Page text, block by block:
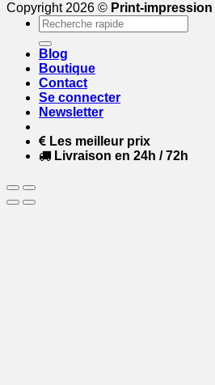
Copyright 2026 © Print-impression
Recherche
pour :
Blog
Boutique
Contact
Se connecter
Newsletter
Les meilleur prix
Livraison en 24h / 72h